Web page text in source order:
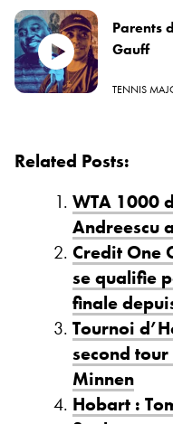
Parents
Gauff
TENNIS
Related Posts:
WTA 1000
Andreescu
Credit One
se qualifie
finale
Tournoi
second
Minnen
Hobart :